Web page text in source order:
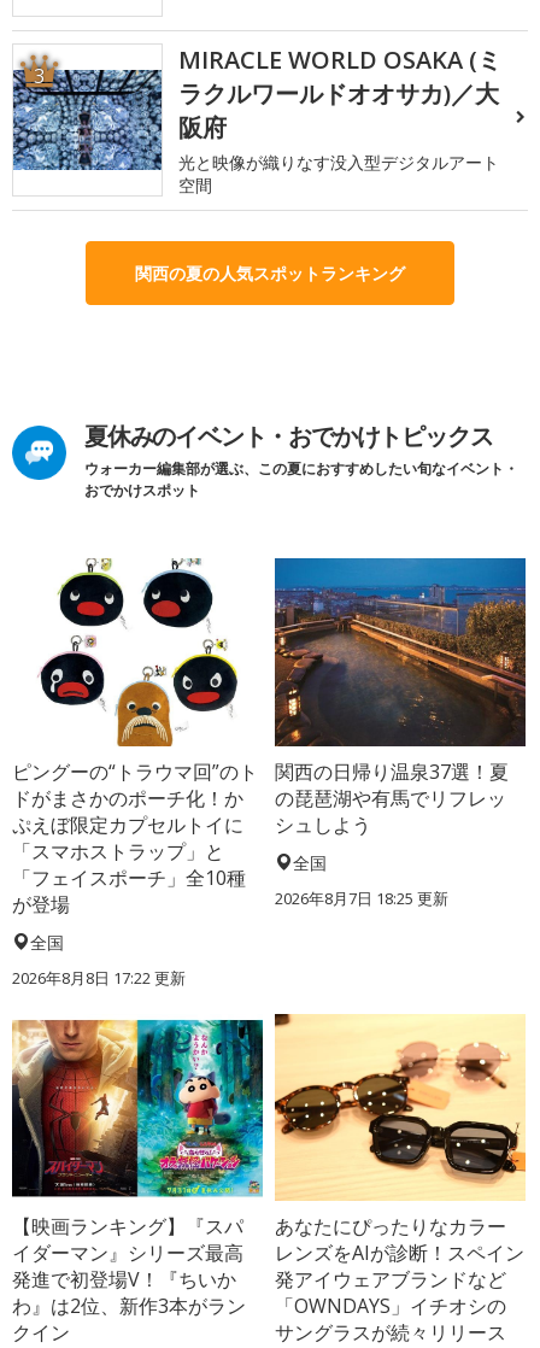
3
MIRACLE WORLD OSAKA (ミ
ラクルワールドオオサカ)／大
阪府
光と映像が織りなす没入型デジタルアート
空間
関西の夏の人気スポットランキング
夏休みのイベント・おでかけトピックス
ウォーカー編集部が選ぶ、この夏におすすめしたい旬なイベント・
おでかけスポット
ピングーの“トラウマ回”のト
ドがまさかのポーチ化！か
ぷえぼ限定カプセルトイに
「スマホストラップ」と
「フェイスポーチ」全10種
が登場
全国
2026年8月8日 17:22更新
関西の日帰り温泉37選！夏
の琵琶湖や有馬でリフレッ
シュしよう
全国
2026年8月7日 18:25 更新
【映画ランキング】『スパ
イダーマン』シリーズ最高
発進で初登場V！『ちいか
わ』は2位、新作3本がラン
クイン
あなたにぴったりなカラー
レンズをAIが診断！スペイン
発アイウェアブランドなど
「OWNDAYS」イチオシの
サングラスが続々リリース